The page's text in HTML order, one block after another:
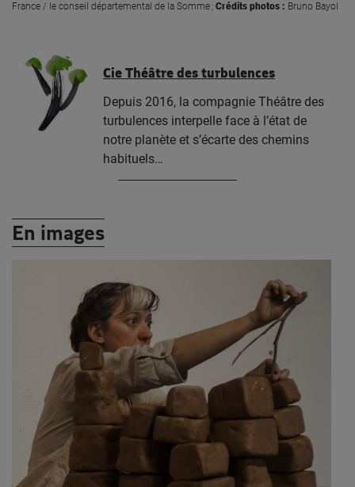
France / le conseil départemental de la Somme ; Crédits photos : Bruno Bayol
Cie Théâtre des turbulences
Depuis 2016, la compagnie Théâtre des
turbulences interpelle face à l’état de
notre planète et s’écarte des chemins
habituels…
En images